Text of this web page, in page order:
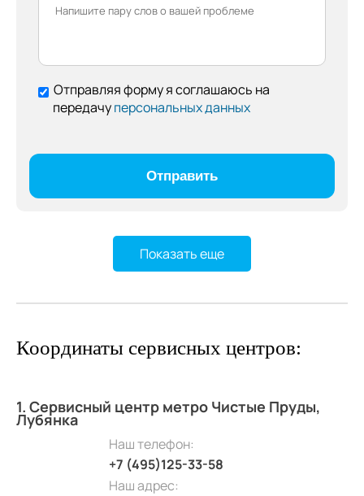
Отправляя форму я соглашаюсь на
передачуперсональных данных
Показать еще
Координаты сервисных центров:
1. Сервисный центр метро Чистые Пруды,
Лубянка
Наш телефон:
+7 (495)125-33-58
Наш адрес: